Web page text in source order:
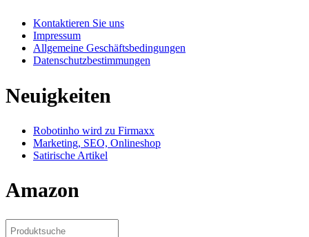
Kontaktieren Sie uns
Impressum
Allgemeine Geschäftsbedingungen
Datenschutzbestimmungen
Neuigkeiten
Robotinho wird zu Firmaxx
Marketing, SEO, Onlineshop
Satirische Artikel
Amazon